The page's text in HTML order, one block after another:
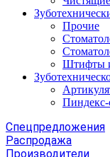
Прочие
Штифты
Спецпредложения
Распродажа
Производители